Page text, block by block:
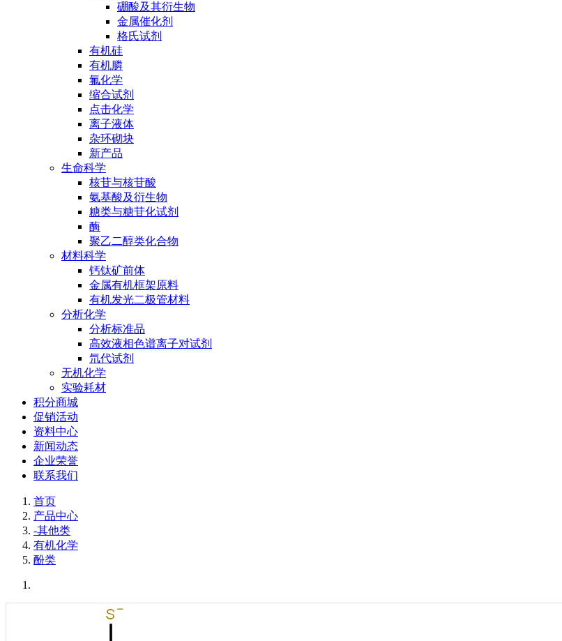
硼酸及其衍生物
金属催化剂
格氏试剂
有机硅
有机膦
氟化学
缩合试剂
点击化学
离子液体
杂环砌块
新产品
生命科学
核苷与核苷酸
氨基酸及衍生物
糖类与糖苷化试剂
酶
聚乙二醇类化合物
材料科学
钙钛矿前体
金属有机框架原料
有机发光二极管材料
分析化学
分析标准品
高效液相色谱离子对试剂
氘代试剂
无机化学
实验耗材
积分商城
促销活动
资料中心
新闻动态
企业荣誉
联系我们
首页
产品中心
-其他类
有机化学
酚类